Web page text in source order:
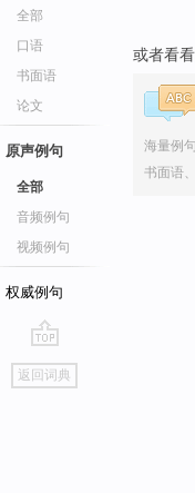
全部
口语
书面语
论文
原声例句
全部
音频例句
视频例句
权威例句
go
top
返回词典
或者看
海量例
书面语